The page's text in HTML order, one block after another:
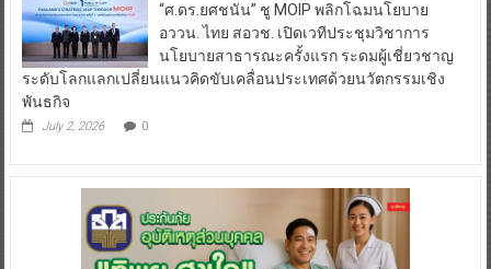
“ศ.ดร.ยศชนัน” ชู MOIP พลิกโฉมนโยบาย
อววน. ไทย สอวช. เปิดเวทีประชุมวิชาการ
นโยบายสาธารณะครั้งแรก ระดมผู้เชี่ยวชาญ
ระดับโลกแลกเปลี่ยนแนวคิดขับเคลื่อนประเทศด้วยนวัตกรรมเชิง
พันธกิจ
July 2, 2026 0